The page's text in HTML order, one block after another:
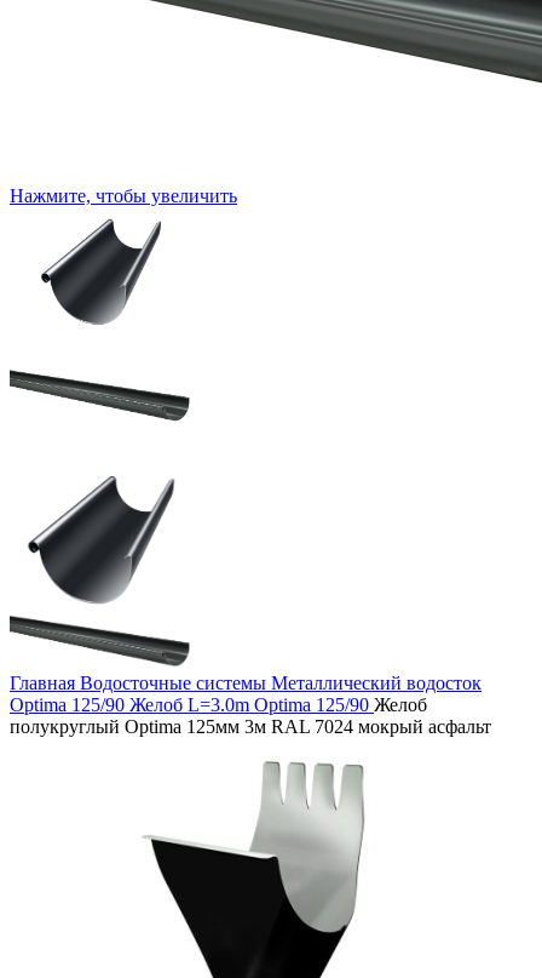
Нажмите, чтобы увеличить
Главная Водосточные системы Металлический водосток
Optima 125/90 Желоб L=3.0m Optima 125/90 Желоб
полукруглый Optima 125мм 3м RAL 7024 мокрый асфальт